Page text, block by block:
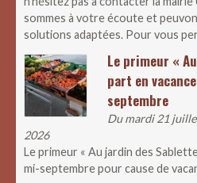
sommes à votre écoute et
solutions adaptées. Pour vous
Le primeur «
part en
septembre
Du mardi 21
2026
Le primeur « Au jardin des
mi-septembre pour cause de